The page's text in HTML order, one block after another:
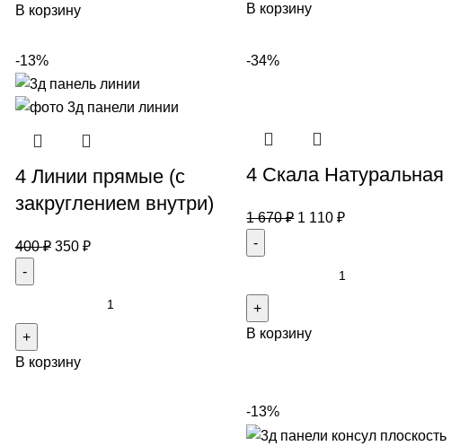
В корзину В корзину
-13%
4 Линии прямые (с
закруглением внутри)
400₽ 350 ₽
В корзину
-34%
4 Скала Натуральная
1 670₽ 1 110₽
В корзину
-13%